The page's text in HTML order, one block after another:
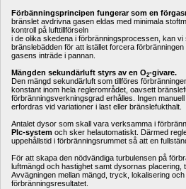
Förbänningsprincipen fungerar som en
bränslet avdrivna gasen eldas med minimala
kontroll på lufttillförseln
i de olika skedena i förbränningsprocessen, kan vi
bränslebädden för att istället forcera
gasens inträde i pannan.
Mängden sekundärluft styrs av en O2-givare.
Den mängd sekundärluft som tillföres
konstant inom hela reglerområdet, oavsett
förbränningsverkningsgrad erhålles. Ingen
erfordras vid variationer i last eller bränslefukthalt.
Antalet dysor som skall vara verksamma i
Plc-system och sker helautomatiskt. Därmed
uppehållstid i förbränningsrummet så att en
För att skapa den nödvändiga turbulensen på
luftmängd och hastighet samt dysornas placering,
Avvägningen mellan mängd, tryck, lokalisering
förbränningsresultatet.